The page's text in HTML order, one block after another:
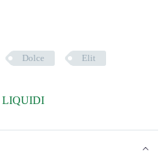
Dolce Elit
LIQUIDI